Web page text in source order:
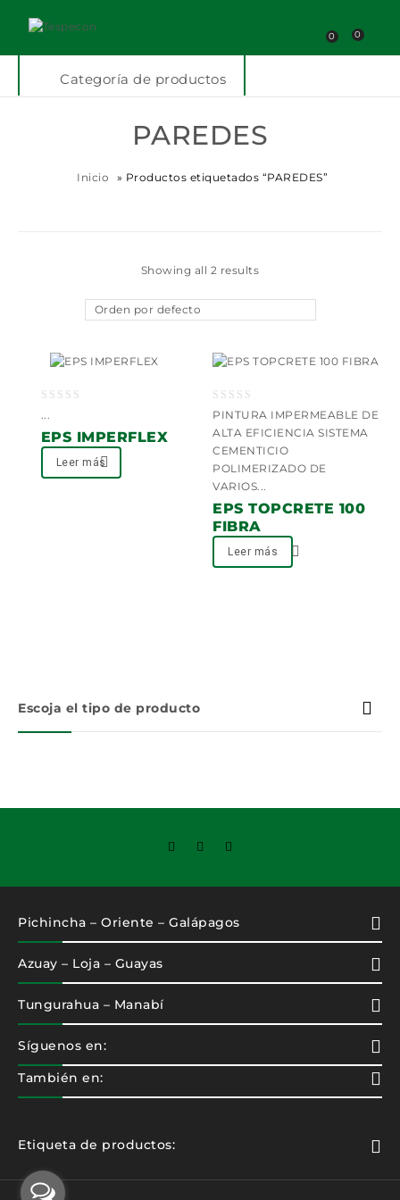
0 0
Categoría de productos
PAREDES
Inicio » Productos etiquetados “PAREDES”
Showing all 2 results
Orden por defecto
of
EPS IMPERFLEX
Leer más
0
out
of
5
PINTURA IMPERMEABLE DE
ALTA EFICIENCIA SISTEMA
CEMENTICIO
POLIMERIZADO DE
VARIOS...
EPS TOPCRETE 100
FIBRA
Leer más
Escoja el tipo de producto
Pichincha – Oriente – Galápagos
Azuay – Loja – Guayas
Tungurahua – Manabí
Síguenos en:
También en:
Etiqueta de productos: